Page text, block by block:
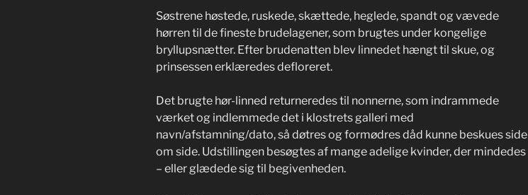
Søstrene høstede, ruskede, skættede, heglede, spandt og vævede
hørren til de fineste brudelagener, som brugtes under kongelige
bryllupsnætter. Efter brudenatten blev linnedet hængt til skue, og
prinsessen erklæredes defloreret.
Det brugte hør-linned returneredes til nonnerne, som indrammede
værket og indlemmede det i klostrets galleri med
navn/afstamning/dato, så døtres og formødres dåd kunne beskues side
om side. Udstillingen besøgtes af mange adelige kvinder, der mindedes
– eller glædede sig til begivenheden.